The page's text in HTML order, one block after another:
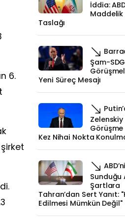
6.
İddia:
Taslağı
Şam-SDG
Yeni Süreç Mesajı
Görüşme
Kez Nihai Nokta
Sunduğu
Şartlara
Tahran’dan Sert Yanıt:
Edilmesi Mümkün Değil"